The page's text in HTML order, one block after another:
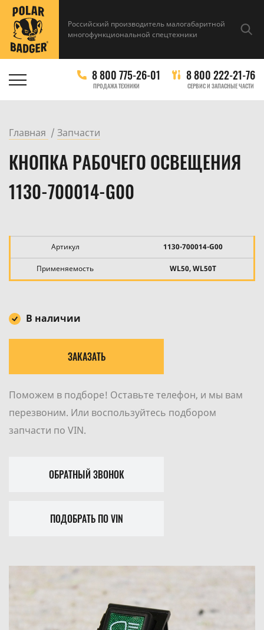
Российский производитель малогабаритной
многофункциональной спецтехники
8 800 775-26-01
ПРОДАЖА ТЕХНИКИ
8 800 222-21-76
СЕРВИС И ЗАПАСНЫЕ ЧАСТИ
Главная Запчасти
КНОПКА РАБОЧЕГО ОСВЕЩЕНИЯ
1130-700014-G00
Артикул 1130-700014-G00
Применяемость WL50, WL50T
В наличии
ЗАКАЗАТЬ
Поможем в подборе! Оставьте телефон, и мы вам
перезвоним. Или воспользуйтесь подбором
запчасти по VIN.
ОБРАТНЫЙ ЗВОНОК
ПОДОБРАТЬ ПО VIN